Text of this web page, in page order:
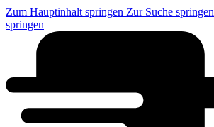
Zum Hauptinhalt springen Zur Suche springen
springen